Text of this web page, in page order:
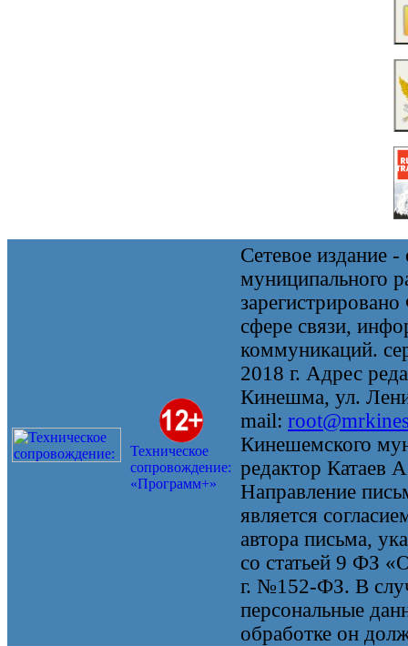
Техническое
сопровождение:
«Программ+»
Сетевое издание
муниципального
сфере связи,
коммуникаций.
2018 г. Адрес
Кинешма, ул.
mail:
Кинешемского
редактор Катаев
Направление
является
автора письма,
со статьей 9 ФЗ
г. №152-ФЗ. В
персональные
обработке он